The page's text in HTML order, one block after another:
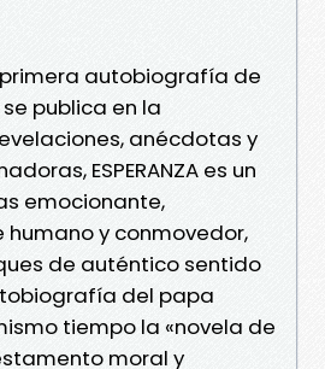
primera autobiografía de
publica en la
anécdotas y
ESPERANZA es un
emocionante,
y conmovedor,
de auténtico sentido
del papa
tiempo la «novela de
moral y